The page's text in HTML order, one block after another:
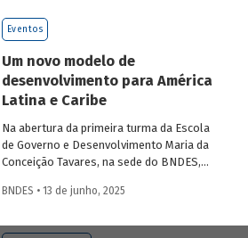
Eventos
Um novo modelo de
desenvolvimento para América
Latina e Caribe
Na abertura da primeira turma da Escola
de Governo e Desenvolvimento Maria da
Conceição Tavares, na sede do BNDES,
José Manuel Salazar-Xirinachs, Secretário
Ministra de Gestão e Inovação para o
BNDES • 13 de junho, 2025